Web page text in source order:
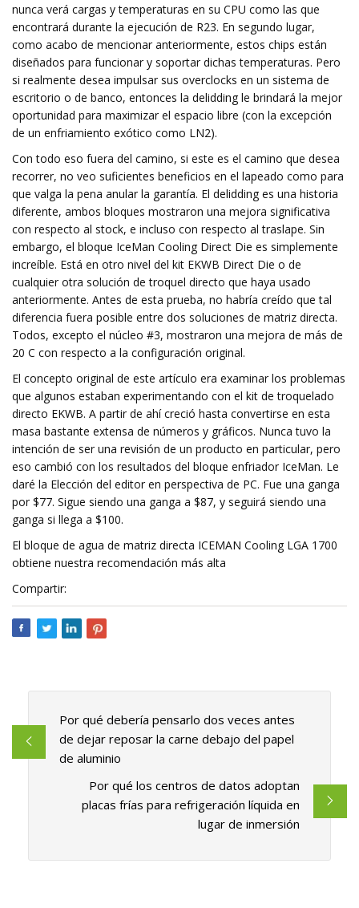
nunca verá cargas y temperaturas en su CPU como las que
encontrará durante la ejecución de R23. En segundo lugar,
como acabo de mencionar anteriormente, estos chips están
diseñados para funcionar y soportar dichas temperaturas. Pero
si realmente desea impulsar sus overclocks en un sistema de
escritorio o de banco, entonces la delidding le brindará la mejor
oportunidad para maximizar el espacio libre (con la excepción
de un enfriamiento exótico como LN2).
Con todo eso fuera del camino, si este es el camino que desea
recorrer, no veo suficientes beneficios en el lapeado como para
que valga la pena anular la garantía. El delidding es una historia
diferente, ambos bloques mostraron una mejora significativa
con respecto al stock, e incluso con respecto al traslape. Sin
embargo, el bloque IceMan Cooling Direct Die es simplemente
increíble. Está en otro nivel del kit EKWB Direct Die o de
cualquier otra solución de troquel directo que haya usado
anteriormente. Antes de esta prueba, no habría creído que tal
diferencia fuera posible entre dos soluciones de matriz directa.
Todos, excepto el núcleo #3, mostraron una mejora de más de
20 C con respecto a la configuración original.
El concepto original de este artículo era examinar los problemas
que algunos estaban experimentando con el kit de troquelado
directo EKWB. A partir de ahí creció hasta convertirse en esta
masa bastante extensa de números y gráficos. Nunca tuvo la
intención de ser una revisión de un producto en particular, pero
eso cambió con los resultados del bloque enfriador IceMan. Le
daré la Elección del editor en perspectiva de PC. Fue una ganga
por $77. Sigue siendo una ganga a $87, y seguirá siendo una
ganga si llega a $100.
El bloque de agua de matriz directa ICEMAN Cooling LGA 1700
obtiene nuestra recomendación más alta
Compartir:
Por qué debería pensarlo dos veces antes
de dejar reposar la carne debajo del papel
de aluminio
Por qué los centros de datos adoptan
placas frías para refrigeración líquida en
lugar de inmersión